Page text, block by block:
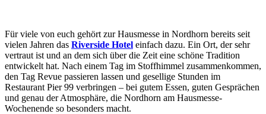
Für viele von euch gehört zur Hausmesse in Nordhorn bereits seit
vielen Jahren das Riverside Hotel einfach dazu. Ein Ort, der sehr
vertraut ist und an dem sich über die Zeit eine schöne Tradition
entwickelt hat. Nach einem Tag im Stoffhimmel zusammenkommen,
den Tag Revue passieren lassen und gesellige Stunden im
Restaurant Pier 99 verbringen – bei gutem Essen, guten Gesprächen
und genau der Atmosphäre, die Nordhorn am Hausmesse-
Wochenende so besonders macht.